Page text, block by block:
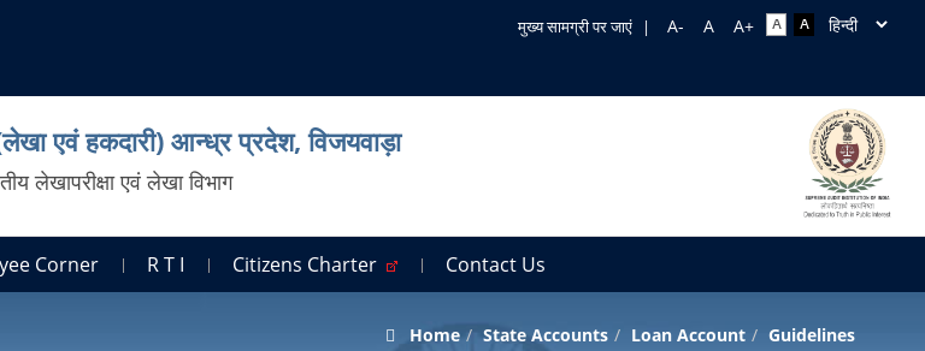
मुख्य सामग्री पर जाएं |
एवं हकदारी) आन्ध्र प्रदेश, विजयवाड़ा
लेखापरीक्षा एवं लेखा विभाग
Corner R T I Citizens Charter Contact Us
Home State Accounts Loan Account Guidelines